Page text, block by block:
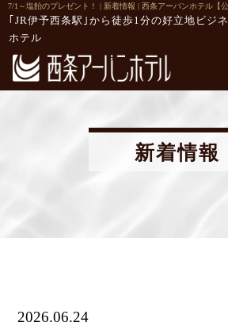
7/1～塩飴のプレゼント！ | 新着情報 | 西条アーバンホテル【
｢JR伊予西条駅｣から徒歩1分の好立地ビジ
ホテル
新着情報
2026.06.24